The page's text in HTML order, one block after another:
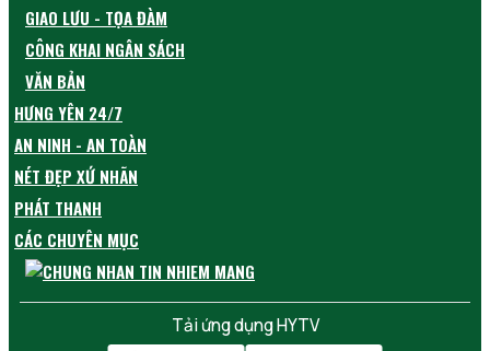
GIAO LƯU - TỌA ĐÀM
CÔNG KHAI NGÂN SÁCH
VĂN BẢN
HƯNG YÊN 24/7
AN NINH - AN TOÀN
NÉT ĐẸP XỨ NHÃN
PHÁT THANH
CÁC CHUYÊN MỤC
Tải ứng dụng HYTV